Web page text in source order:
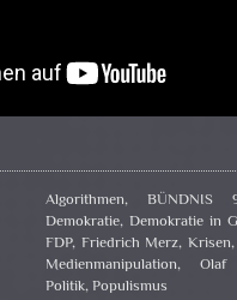
Algorithmen, BÜNDNIS
Demokratie,Demokratie in
FDP, Friedrich Merz, Krisen,
Medienmanipulation, Olaf
Politik,Populismus